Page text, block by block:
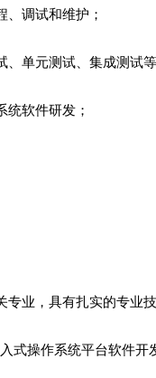
、调试和维护；
单元测试、集成测试等
统软件研发；
业，具有扎实的专业技
式操作系统平台软件